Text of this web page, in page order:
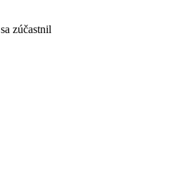
zúčastnil